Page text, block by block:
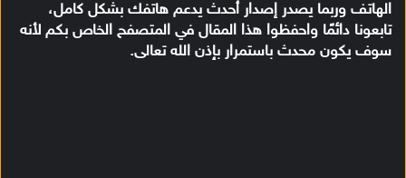
الهاتف وربما يصدر إصدار أحدث يدعم هاتفك بشكل كامل،
تابعونا دائمًا واحفظوا هذا المقال في المتصفح الخاص بكم لأنه
سوف يكون محدث باستمرار بإذن الله تعالى.